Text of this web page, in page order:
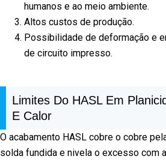
humanos e ao meio ambiente.
Altos custos de produção.
Possibilidade de deformação e
de circuito impresso.
Limites Do HASL Em
E Calor
O acabamento HASL cobre o cobre
solda fundida e nivela o excesso com